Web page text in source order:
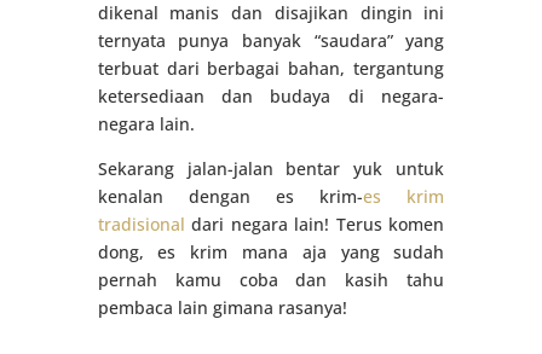
dikenal manis dan disajikan dingin ini
ternyata punya banyak “saudara” yang
terbuat dari berbagai bahan, tergantung
ketersediaan dan budaya di negara-
negara lain.
Sekarang jalan-jalan bentar yuk untuk
kenalan dengan es krim-es krim
tradisional dari negara lain! Terus komen
dong, es krim mana aja yang sudah
pernah kamu coba dan kasih tahu
pembaca lain gimana rasanya!